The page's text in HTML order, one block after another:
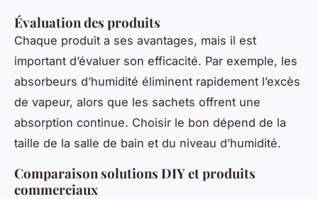
Évaluation des produits
Chaque produit a ses avantages, mais il est
important d’évaluer son efficacité. Par exemple, les
absorbeurs d’humidité éliminent rapidement l’excès
de vapeur, alors que les sachets offrent une
absorption continue. Choisir le bon dépend de la
taille de la salle de bain et du niveau d’humidité.
Comparaison solutions DIY et produits
commerciaux